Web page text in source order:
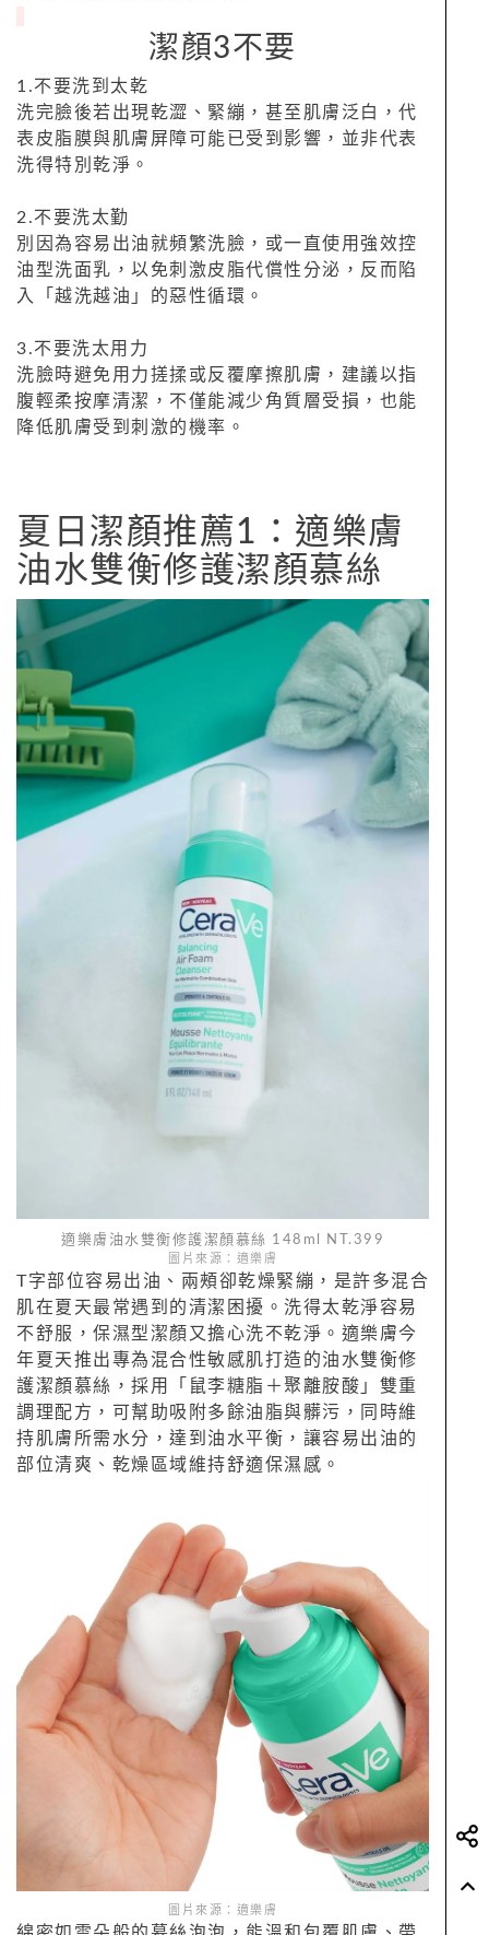
潔顏3不要
1.不要洗到太乾
洗完臉後若出現乾澀、緊繃，甚至肌膚泛白，代
表皮脂膜與肌膚屏障可能已受到影響，並非代表
洗得特別乾淨。
2.不要洗太勤
別因為容易出油就頻繁洗臉，或一直使用強效控
油型洗面乳，以免刺激皮脂代償性分泌，反而陷
入「越洗越油」的惡性循環。
3.不要洗太用力
洗臉時避免用力搓揉或反覆摩擦肌膚，建議以指
腹輕柔按摩清潔，不僅能減少角質層受損，也能
降低肌膚受到刺激的機率。
夏日潔顏推薦1：適樂膚
油水雙衡修護潔顏慕絲
適樂膚油水雙衡修護潔顏慕絲 148ml NT.399
圖片來源：適樂膚
T字部位容易出油、兩頰卻乾燥緊繃，是許多混合
肌在夏天最常遇到的清潔困擾。洗得太乾淨容易
不舒服，保濕型潔顏又擔心洗不乾淨。適樂膚今
年夏天推出專為混合性敏感肌打造的油水雙衡修
護潔顏慕絲，採用「鼠李糖脂＋聚離胺酸」雙重
調理配方，可幫助吸附多餘油脂與髒污，同時維
持肌膚所需水分，達到油水平衡，讓容易出油的
部位清爽、乾燥區域維持舒適保濕感。
圖片來源：適樂膚